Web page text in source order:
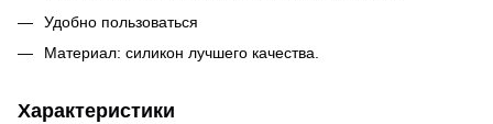
Удобно пользоваться
Материал: силикон лучшего качества.
Характеристики